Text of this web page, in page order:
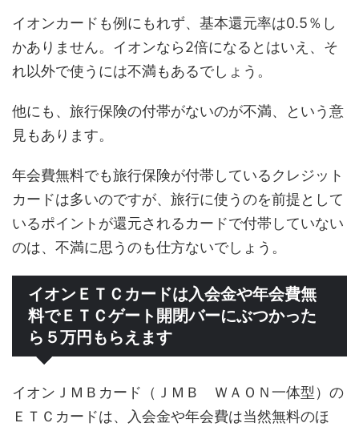
イオンカードも例にもれず、基本還元率は0.5％し
かありません。イオンなら2倍になるとはいえ、そ
れ以外で使うには不満もあるでしょう。
他にも、旅行保険の付帯がないのが不満、という意
見もあります。
年会費無料でも旅行保険が付帯しているクレジット
カードは多いのですが、旅行に使うのを前提として
いるポイントが還元されるカードで付帯していない
のは、不満に思うのも仕方ないでしょう。
イオンＥＴＣカードは入会金や年会費無
料でＥＴＣゲート開閉バーにぶつかった
ら５万円もらえます
イオンＪＭＢカード（ＪＭＢ ＷＡＯＮ一体型）の
ＥＴＣカードは、入会金や年会費は当然無料のほ